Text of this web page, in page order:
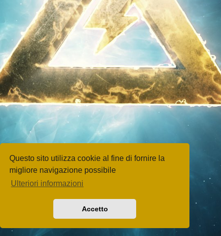
Questo sito utilizza cookie al fine di fornire la
migliore navigazione possibile
Ulteriori informazioni
Accetto